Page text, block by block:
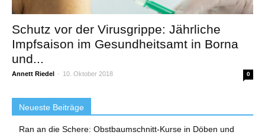
Schutz vor der Virusgrippe: Jährliche
Impfsaison im Gesundheitsamt in Borna
und...
Annett Riedel - 10. Oktober 2018 0
Neueste Beiträge
Ran an die Schere: Obstbaumschnitt-Kurse in Döben und